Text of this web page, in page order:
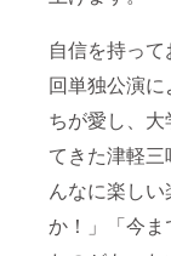
自信を持っ
回単独公演
ちが愛し、
てきた津軽三
んなに楽し
か！」「今ま